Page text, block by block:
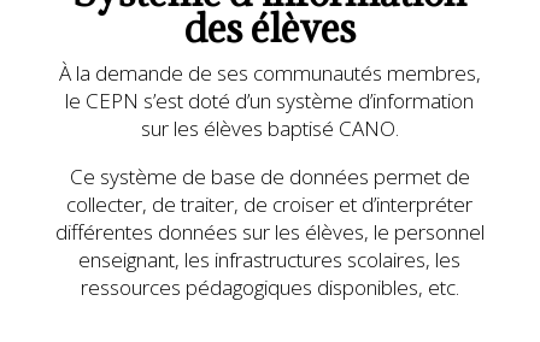
des élèves
À la demande de ses communautés membres,
le CEPN s’est doté d’un système d’information
sur les élèves baptisé CANO.
Ce système de base de données permet de
collecter, de traiter, de croiser et d’interpréter
différentes données sur les élèves, le personnel
enseignant, les infrastructures scolaires, les
ressources pédagogiques disponibles, etc.